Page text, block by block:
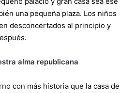
una pequeña plaza. Los niños
desconcertados al principio y
alma republicana
con más historia que la casa de